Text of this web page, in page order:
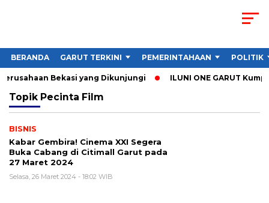
BERANDA GARUT TERKINI PEMERINTAHAAN POLITIK
Bekasi yang Dikunjungi ILUNI ONE GARUT
Topik Pecinta Film
BISNIS
Kabar Gembira! Cinema XXI Segera
Buka Cabang di Citimall Garut pada
27 Maret 2024
Selasa, 26 Maret 2024 - 18:02 WIB